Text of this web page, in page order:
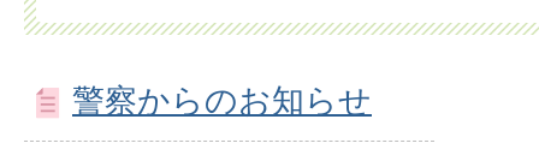
警察からのお知らせ